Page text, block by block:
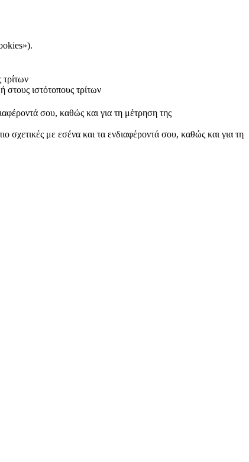
στους ιστότοπους τρίτων
σου, καθώς και για τη μέτρηση της
σχετικές με εσένα και τα ενδιαφέροντά σου, καθώς και για τη